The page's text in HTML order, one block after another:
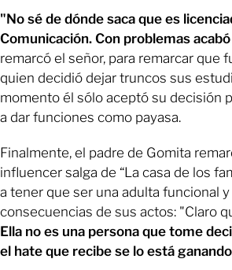
"No sé de dónde saca que es
Comunicación. Con problemas
remarcó el señor, para remarcar que
quien decidió dejar truncos sus
momento él sólo aceptó su decisión
a dar funciones como payasa.
Finalmente, el padre de Gomita
influencer salga de “La casa de los
a tener que ser una adulta funcional
consecuencias de sus actos: "Claro
Ella no es una persona que tome
el hate que recibe se lo está